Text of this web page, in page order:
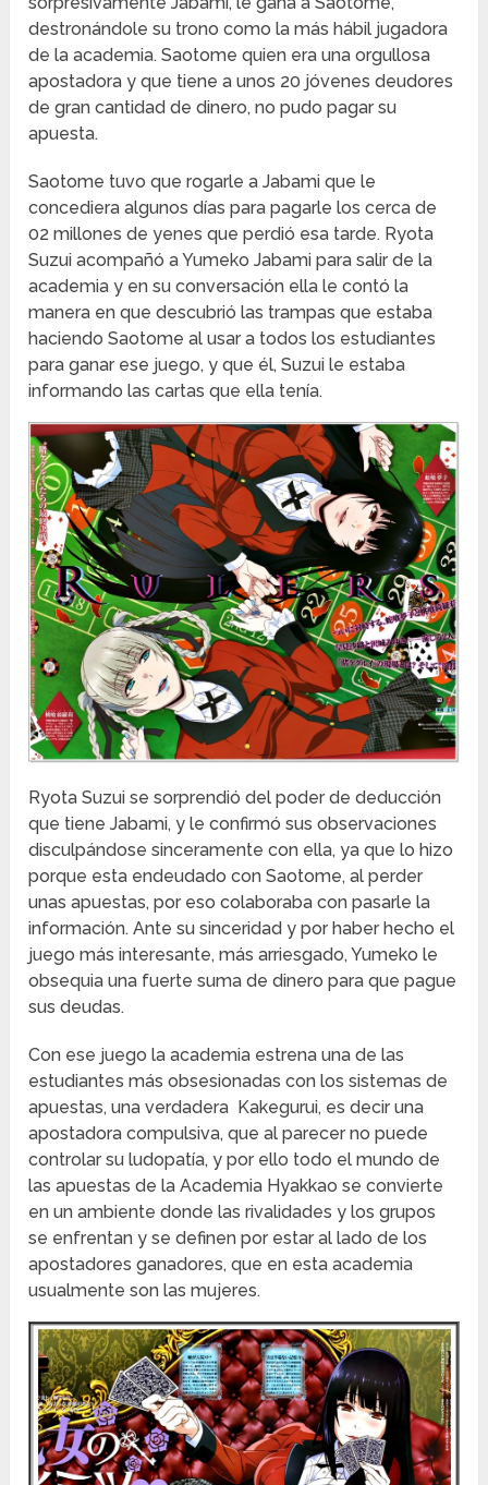
destronándole su trono como la más hábil jugadora
de la academia. Saotome quien era una orgullosa
apostadora y que tiene a unos 20 jóvenes deudores
de gran cantidad de dinero, no pudo pagar su
apuesta.
Saotome tuvo que rogarle a Jabami que le
concediera algunos días para pagarle los cerca de
02 millones de yenes que perdió esa tarde. Ryota
Suzui acompañó a Yumeko Jabami para salir de la
academia y en su conversación ella le contó la
manera en que descubrió las trampas que estaba
haciendo Saotome al usar a todos los estudiantes
para ganar ese juego, y que él, Suzui le estaba
informando las cartas que ella tenía.
Ryota Suzui se sorprendió del poder de deducción
que tiene Jabami, y le confirmó sus observaciones
disculpándose sinceramente con ella, ya que lo hizo
porque esta endeudado con Saotome, al perder
unas apuestas, por eso colaboraba con pasarle la
información. Ante su sinceridad y por haber hecho el
juego más interesante, más arriesgado, Yumeko le
obsequia una fuerte suma de dinero para que pague
sus deudas.
Con ese juego la academia estrena una de las
estudiantes más obsesionadas con los sistemas de
apuestas, una verdadera Kakegurui, es decir una
apostadora compulsiva, que al parecer no puede
controlar su ludopatía, y por ello todo el mundo de
las apuestas de la Academia Hyakkao se convierte
en un ambiente donde las rivalidades y los grupos
se enfrentan y se definen por estar al lado de los
apostadores ganadores, que en esta academia
usualmente son las mujeres.